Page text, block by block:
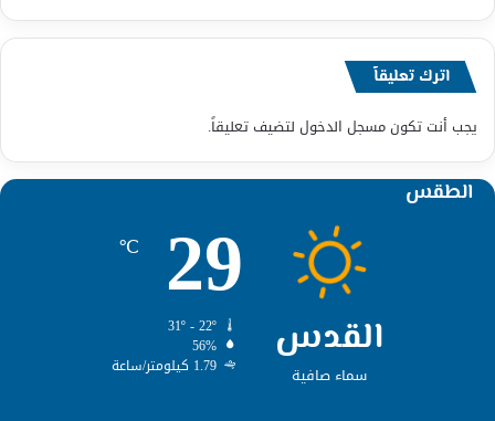
اترك تعليقاً
يجب أنت تكونمسجل الدخول لتضيف تعليقاً.
الطقس
القدس
سماء صافية
29
℃
56%
1.79 كيلومتر/ساعة